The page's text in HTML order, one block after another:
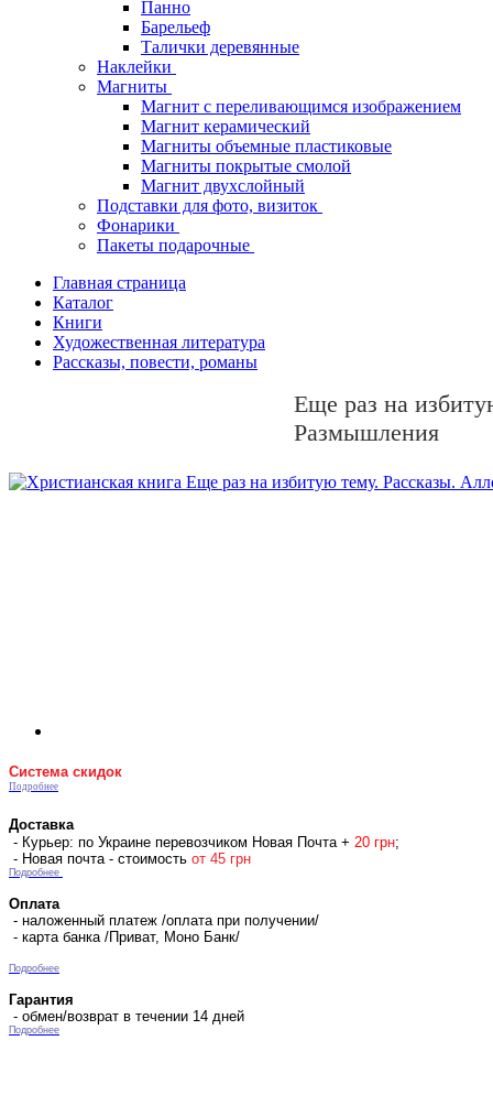
Панно
Барельеф
Талички деревянные
Наклейки
Магниты
Магнит с переливающимся изображением
Магнит керамический
Магниты объемные пластиковые
Магниты покрытые смолой
Магнит двухслойный
Подставки для фото, визиток
Фонарики
Пакеты подарочные
Главная страница
Каталог
Книги
Художественная литература
Рассказы, повести, романы
Еще раз на
Размышления
Система скидок
Подробнее
Доставка
- Курьер: по Украине перевозчиком Новая Почта + 20 грн;
- Новая почта - стоимость от 45 грн
Подробнее
Оплата
- наложенный платеж /оплата при получении/
- карта банка /Приват, Моно Банк/
Подробнее
Гарантия
- обмен/возврат в течении 14 дней
Подробнее